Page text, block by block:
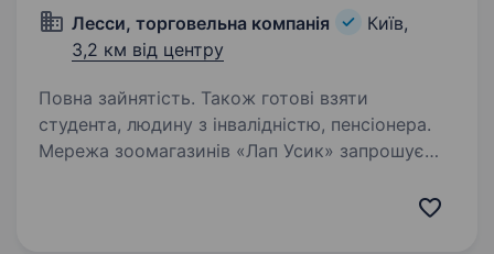
Лесси, торговельна компанія
Київ,
3,2 км від центру
Повна зайнятість. Також готові взяти
студента, людину з інвалідністю, пенсіонера.
Мережа зоомагазинів «Лап Усик» запрошує
консультанта. Наш магазин розташован по пр-